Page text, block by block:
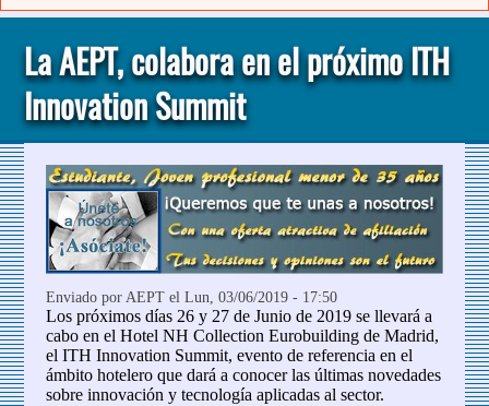
La AEPT, colabora en el próximo ITH
Innovation Summit
Enviado porAEPT el Lun, 03/06/2019 - 17:50
Los próximos días 26 y 27 de Junio de 2019 se llevará a
cabo en el Hotel NH Collection Eurobuilding de Madrid,
el ITH Innovation Summit, evento de referencia en el
ámbito hotelero que dará a conocer las últimas novedades
sobre innovación y tecnología aplicadas al sector.